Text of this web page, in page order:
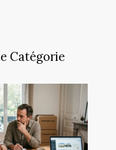
Catégorie